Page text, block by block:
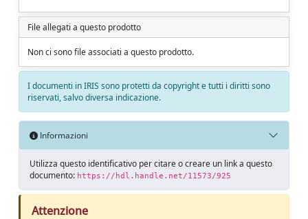
File allegati a questo prodotto
Non ci sono file associati a questo prodotto.
I documenti in IRIS sono protetti da copyright e tutti i diritti sono
riservati, salvo diversa indicazione.
Informazioni
Utilizza questo identificativo per citare o creare un link a questo
documento: https://hdl.handle.net/11573/925
Attenzione